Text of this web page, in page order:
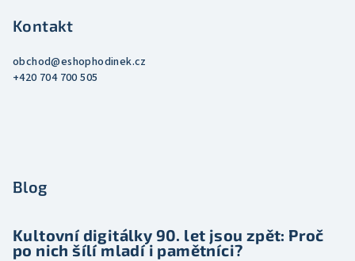
Kontakt
obchod@eshophodinek.cz
+420 704 700 505
Blog
Kultovní digitálky 90. let jsou zpět: Proč
po nich šílí mladí i pamětníci?